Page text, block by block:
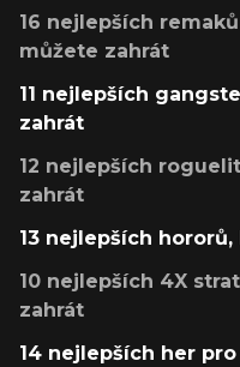
16 nejlepších
můžete zahrát
11 nejlepších
zahrát
12 nejlepších
zahrát
13 nejlepších
10 nejlepších 4X
zahrát
14 nejlepších her